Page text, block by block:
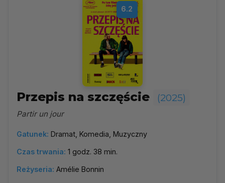
6.2
Przepis na szczęście (2025)
Partir un jour
Gatunek: Dramat, Komedia, Muzyczny
Czas trwania: 1 godz. 38 min.
Reżyseria: Amélie Bonnin